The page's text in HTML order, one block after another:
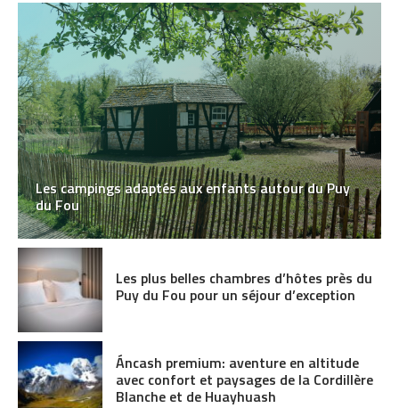
Les campings adaptés aux enfants autour du Puy
du Fou
Les plus belles chambres d’hôtes près du
Puy du Fou pour un séjour d’exception
Áncash premium: aventure en altitude
avec confort et paysages de la Cordillère
Blanche et de Huayhuash